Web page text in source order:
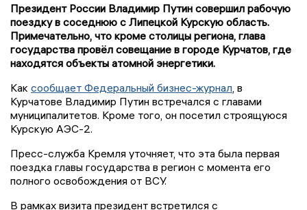
Президент России Владимир Путин совершил рабочую
поездку в соседнюю с Липецкой Курскую область.
Примечательно, что кроме столицы региона, глава
государства провёл совещание в городе Курчатов, где
находятся объекты атомной энергетики.
Как сообщает Федеральный бизнес-журнал , в
Курчатове Владимир Путин встречался с главами
муниципалитетов. Кроме того, он посетил строящуюся
Курскую АЭС-2.
Пресс-служба Кремля уточняет, что эта была первая
поездка главы государства в регион с момента его
полного освобождения от ВСУ.
В рамках визита президент встретился с